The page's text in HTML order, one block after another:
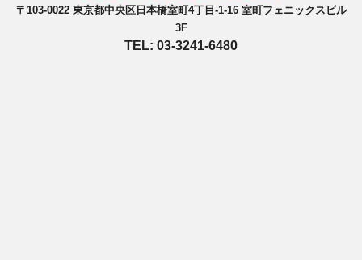
〒103-0022 東京都中央区日本橋室町4丁目-1-16 室町フェニックスビル
3F
TEL: 03-3241-6480